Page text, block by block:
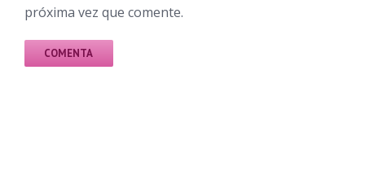
próxima vez que comente.